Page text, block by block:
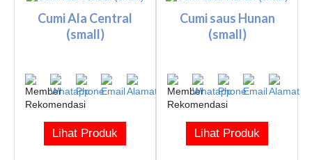
Cumi Ala Central
(small)
Lihat Produk
Cumi saus Hunan
(small)
Lihat Produk